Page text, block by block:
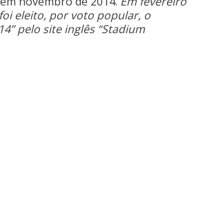
eleito, por voto popular, o
pelo site inglês “Stadium